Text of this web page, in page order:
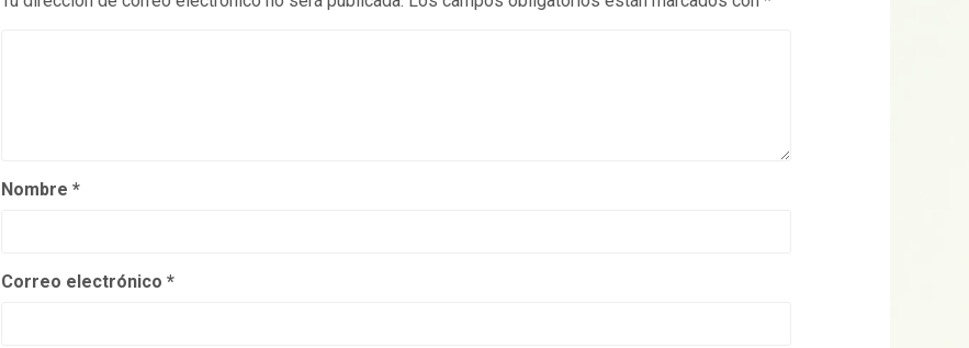
Nombre *
Correo electrónico *